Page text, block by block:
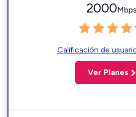
2000Mbps
Calificación de
Ver Planes